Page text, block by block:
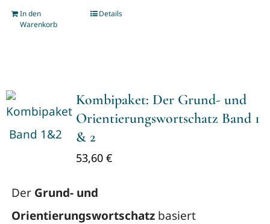
In den
Warenkorb
Details
Kombipaket: Der Grund- und
Orientierungswortschatz Band 1
& 2
53,60 €
Der Grund- und
Orientierungswortschatzbasiert